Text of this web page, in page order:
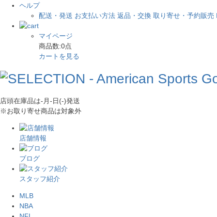
ヘルプ
配送・発送 お支払い方法 返品・交換 取り寄せ・予約販売
マイページ
商品数:0点
カートを見る
店頭在庫品は-月-日(-)発送
※お取り寄せ商品は対象外
店舗情報
ブログ
スタッフ紹介
MLB
NBA